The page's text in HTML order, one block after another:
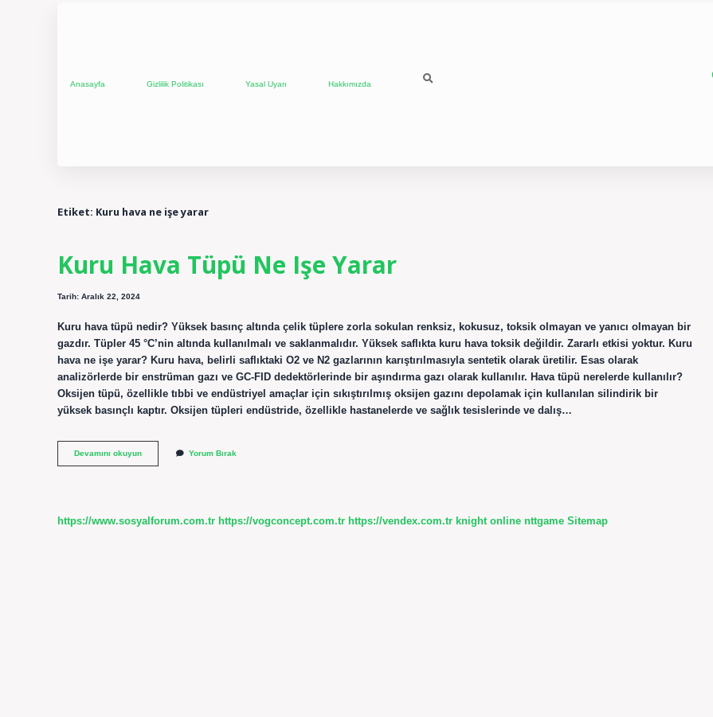
Anasayfa Gizlilik Politikası Yasal Uyarı Hakkımızda
Etiket: Kuru hava ne işe yarar
Kuru Hava Tüpü Ne Işe Yarar
Tarih: Aralık 22, 2024
Kuru hava tüpü nedir? Yüksek basınç altında çelik tüplere zorla sokulan renksiz, kokusuz, toksik olmayan ve yanıcı olmayan bir
gazdır. Tüpler 45 °C’nin altında kullanılmalı ve saklanmalıdır. Yüksek saflıkta kuru hava toksik değildir. Zararlı etkisi yoktur. Kuru
hava ne işe yarar? Kuru hava, belirli saflıktaki O2 ve N2 gazlarının karıştırılmasıyla sentetik olarak üretilir. Esas olarak
analizörlerde bir enstrüman gazı ve GC-FID dedektörlerinde bir aşındırma gazı olarak kullanılır. Hava tüpü nerelerde kullanılır?
Oksijen tüpü, özellikle tıbbi ve endüstriyel amaçlar için sıkıştırılmış oksijen gazını depolamak için kullanılan silindirik bir
yüksek basınçlı kaptır. Oksijen tüpleri endüstride, özellikle hastanelerde ve sağlık tesislerinde ve dalış…
Devamını okuyunKuru
Hava
Yorum Bırak
https://www.sosyalforum.com.tr https://vogconcept.com.tr https://vendex.com.tr knight online nttgame Sitemap